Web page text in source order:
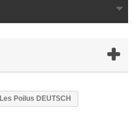
Les Poilus DEUTSCH